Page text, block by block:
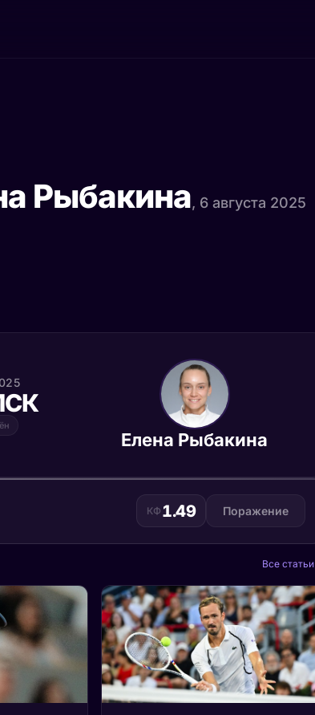
Рыбакина, 6 августа 2025
Елена Рыбакина
КФ 1.49 Поражение
Все статьи